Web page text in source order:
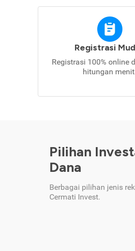
Registrasi
Registrasi 100% online
hitungan
Pilihan
Dana
Berbagai pilihan jenis
Cermati Invest.